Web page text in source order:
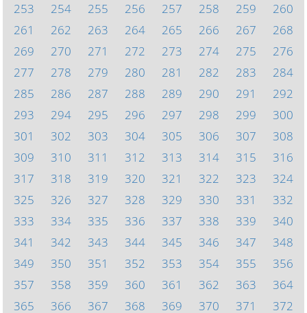
253
254 255 256 257 258 259
260
261
262 263 264 265 266 267
268
269
270 271 272 273 274 275
276
277
278 279 280 281 282 283
284
285
286 287 288 289 290 291
292
293
294 295 296 297 298 299
300
301
302 303 304 305 306 307
308
309
310 311 312 313 314 315
316
317
318 319 320 321 322 323
324
325
326 327 328 329 330 331
332
333
334 335 336 337 338 339
340
341
342 343 344 345 346 347
348
349
350 351 352 353 354 355
356
357
358 359 360 361 362 363
364
365
366 367 368 369 370 371 372